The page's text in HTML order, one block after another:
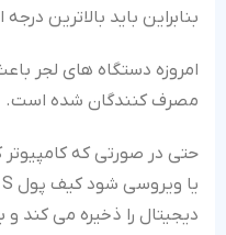
بنابراین باید بالاترین
امروزه دستگاه های لجر
مصرف کنندگان شده است.
حتی در صورتی که کامپیوتر
دیجیتال را ذخیره می کند و